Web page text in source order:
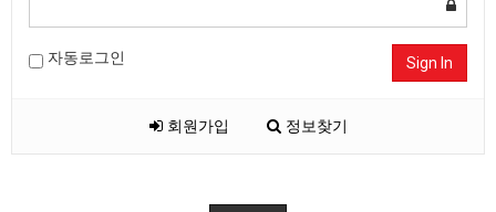
자동로그인 Sign In
회원가입 정보찾기